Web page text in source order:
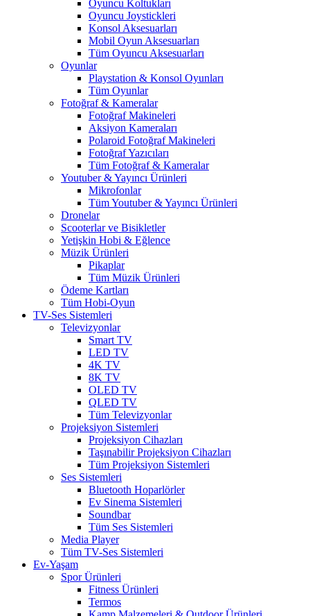
Oyuncu Koltukları
Oyuncu Joystickleri
Konsol Aksesuarları
Mobil Oyun Aksesuarları
Tüm Oyuncu Aksesuarları
Oyunlar
Playstation & Konsol Oyunları
Tüm Oyunlar
Fotoğraf & Kameralar
Fotoğraf Makineleri
Aksiyon Kameraları
Polaroid Fotoğraf Makineleri
Fotoğraf Yazıcıları
Tüm Fotoğraf & Kameralar
Youtuber & Yayıncı Ürünleri
Mikrofonlar
Tüm Youtuber & Yayıncı Ürünleri
Dronelar
Scooterlar ve Bisikletler
Yetişkin Hobi & Eğlence
Müzik Ürünleri
Pikaplar
Tüm Müzik Ürünleri
Ödeme Kartları
Tüm Hobi-Oyun
TV-Ses Sistemleri
Televizyonlar
Smart TV
LED TV
4K TV
8K TV
OLED TV
QLED TV
Tüm Televizyonlar
Projeksiyon Sistemleri
Projeksiyon Cihazları
Taşınabilir Projeksiyon Cihazları
Tüm Projeksiyon Sistemleri
Ses Sistemleri
Bluetooth Hoparlörler
Ev Sinema Sistemleri
Soundbar
Tüm Ses Sistemleri
Media Player
Tüm TV-Ses Sistemleri
Ev-Yaşam
Spor Ürünleri
Fitness Ürünleri
Termos